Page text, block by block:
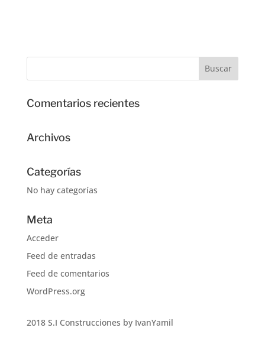
Comentarios recientes
Archivos
Categorías
No hay categorías
Meta
Acceder
Feed de entradas
Feed de comentarios
WordPress.org
2018 S.I Construcciones by IvanYamil